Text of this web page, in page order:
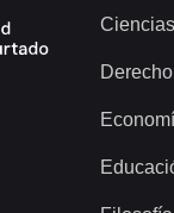
Derecho